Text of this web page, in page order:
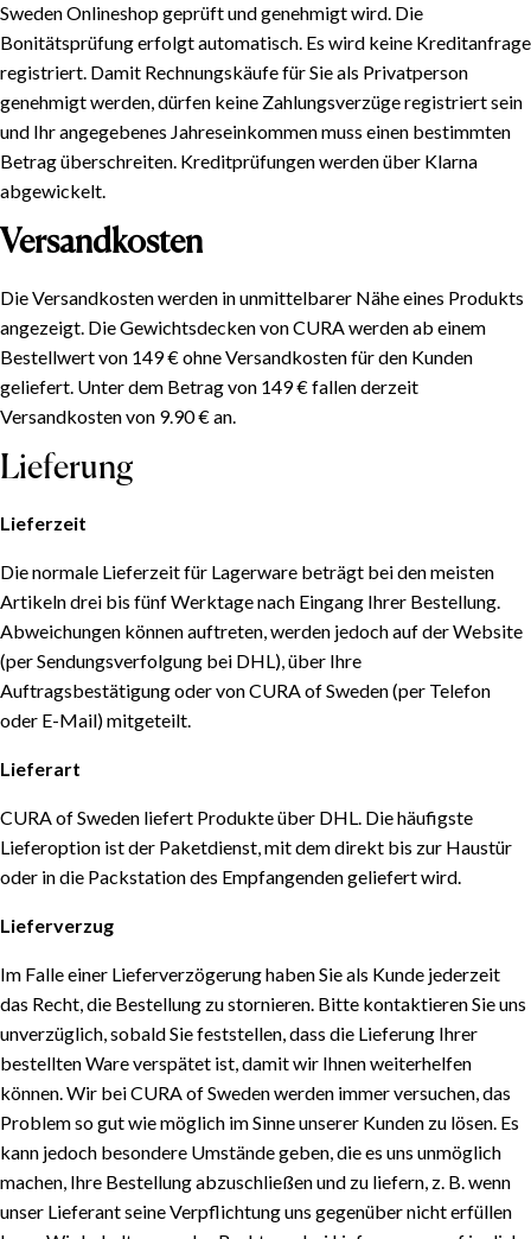
Sweden Onlineshop geprüft und genehmigt wird. Die
Bonitätsprüfung erfolgt automatisch. Es wird keine Kreditanfrage
registriert. Damit Rechnungskäufe für Sie als Privatperson
genehmigt werden, dürfen keine Zahlungsverzüge registriert sein
und Ihr angegebenes Jahreseinkommen muss einen bestimmten
Betrag überschreiten. Kreditprüfungen werden über Klarna
abgewickelt.
Versandkosten
Die Versandkosten werden in unmittelbarer Nähe eines Produkts
angezeigt. Die Gewichtsdecken von CURA werden ab einem
Bestellwert von 149 € ohne Versandkosten für den Kunden
geliefert. Unter dem Betrag von 149 € fallen derzeit
Versandkosten von 9.90 € an.
Lieferung
Lieferzeit
Die normale Lieferzeit für Lagerware beträgt bei den meisten
Artikeln drei bis fünf Werktage nach Eingang Ihrer Bestellung.
Abweichungen können auftreten, werden jedoch auf der Website
(per Sendungsverfolgung bei DHL), über Ihre
Auftragsbestätigung oder von CURA of Sweden (per Telefon
oder E-Mail) mitgeteilt.
Lieferart
CURA of Sweden liefert Produkte über DHL. Die häufigste
Lieferoption ist der Paketdienst, mit dem direkt bis zur Haustür
oder in die Packstation des Empfangenden geliefert wird.
Lieferverzug
Im Falle einer Lieferverzögerung haben Sie als Kunde jederzeit
das Recht, die Bestellung zu stornieren. Bitte kontaktieren Sie uns
unverzüglich, sobald Sie feststellen, dass die Lieferung Ihrer
bestellten Ware verspätet ist, damit wir Ihnen weiterhelfen
können. Wir bei CURA of Sweden werden immer versuchen, das
Problem so gut wie möglich im Sinne unserer Kunden zu lösen. Es
kann jedoch besondere Umstände geben, die es uns unmöglich
machen, Ihre Bestellung abzuschließen und zu liefern, z. B. wenn
unser Lieferant seine Verpflichtung uns gegenüber nicht erfüllen